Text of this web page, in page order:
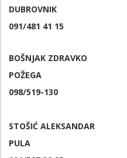
DUBROVNIK
091/481 41 15
BOŠNJAK ZDRAVKO
POŽEGA
098/519-130
STOŠIĆ ALEKSANDAR
PULA